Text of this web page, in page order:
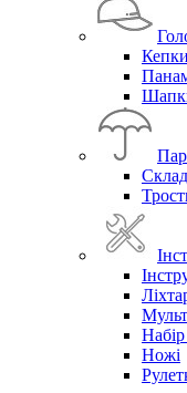
Кепки
Набір
Ножі